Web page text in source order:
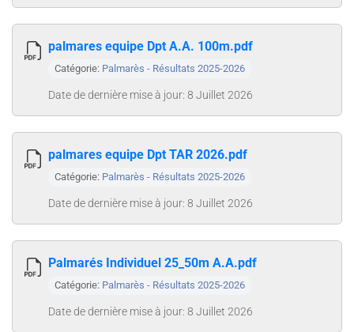
palmares equipe Dpt A.A. 100m.pdf
Catégorie: Palmarès - Résultats 2025-2026
Date de dernière mise à jour: 8 Juillet 2026
palmares equipe Dpt TAR 2026.pdf
Catégorie: Palmarès - Résultats 2025-2026
Date de dernière mise à jour: 8 Juillet 2026
Palmarés Individuel 25_50m A.A.pdf
Catégorie: Palmarès - Résultats 2025-2026
Date de dernière mise à jour: 8 Juillet 2026